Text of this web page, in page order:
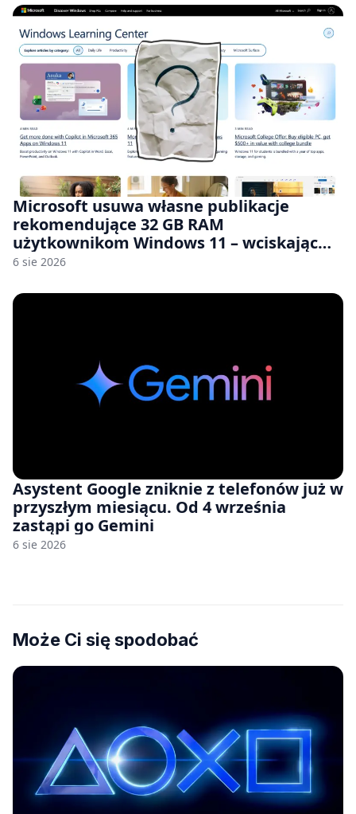
Microsoft usuwa własne publikacje
rekomendujące 32 GB RAM
użytkownikom Windows 11 – wciskając
nam przy tym komputery z 8 GB RAM po
6 sie 2026
Asystent Google zniknie z telefonów już w
przyszłym miesiącu. Od 4 września
zastąpi go Gemini
6 sie 2026
Może Ci się spodobać